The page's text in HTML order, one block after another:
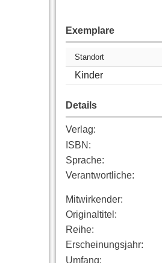
Exemplare
Standort
Kinder
Details
Verlag:
ISBN :
Sprache:
Verantwortliche:
Mitwirkender:
Originaltitel :
Reihe:
Erscheinungsjahr:
Umfang: